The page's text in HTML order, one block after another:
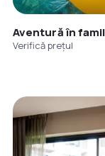
Aventură în
Verifică prețul